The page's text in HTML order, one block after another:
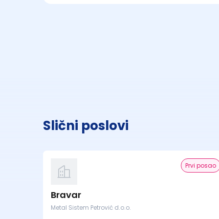
Slični poslovi
Prvi posao
Bravar
Metal Sistem Petrović d.o.o.